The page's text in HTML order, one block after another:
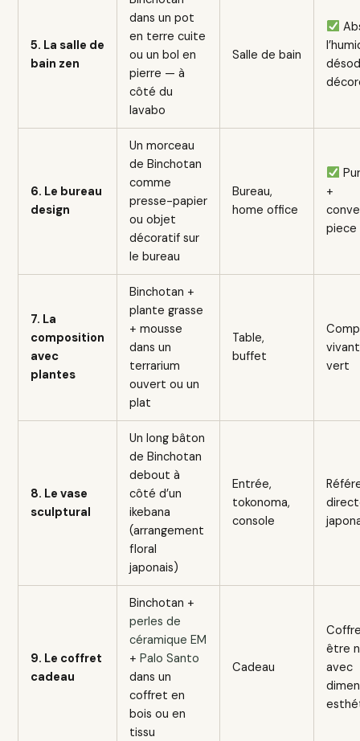
5. La salle de
bain zen
dans un pot
en terre cuite
ou un bol en
pierre — à
côté du
lavabo
Salle de bain
6. Le bureau
design
Un morceau
de Binchotan
comme
presse-papier
ou objet
décoratif sur
le bureau
Bureau,
home office
+
piece
7. La
composition
avec
plantes
Binchotan +
plante grasse
+ mousse
dans un
terrarium
ouvert ou un
plat
Table,
buffet
vert
8. Le vase
sculptural
Un long bâton
de Binchotan
debout à
côté d’un
ikebana
(arrangement
floral
japonais)
Entrée,
tokonoma,
console
9. Le coffret
cadeau
Binchotan +
perles de
céramique EM
+Palo Santo
dans un
coffret en
bois ou en
tissu
Cadeau
être
avec